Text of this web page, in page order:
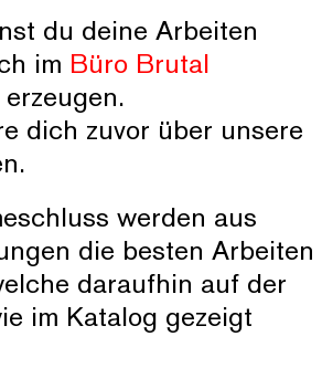
du deine Arbeiten
im Büro Brutal
dich zuvor über unsere
werden aus
die besten Arbeiten
daraufhin auf der
im Katalog gezeigt